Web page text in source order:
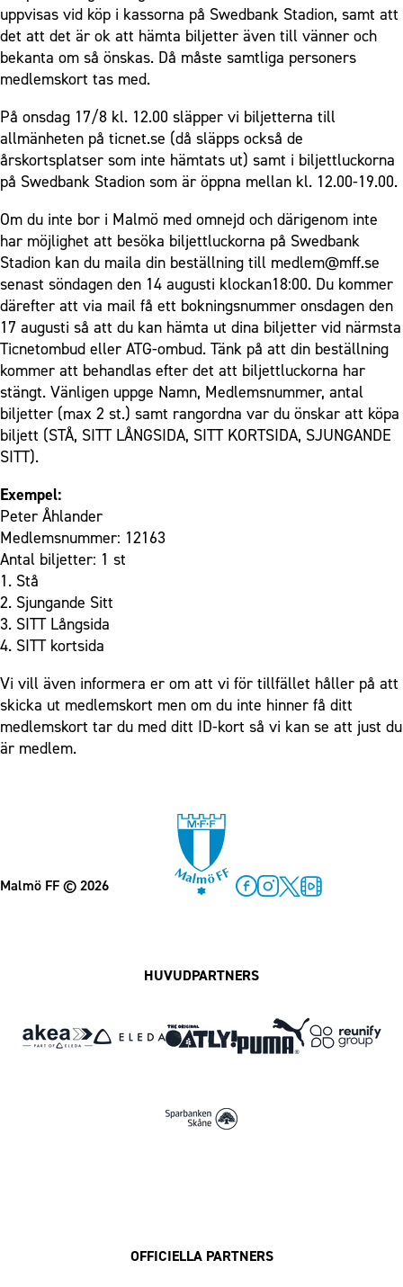
uppvisas vid köp i kassorna på Swedbank Stadion, samt att
det att det är ok att hämta biljetter även till vänner och
bekanta om så önskas. Då måste samtliga personers
medlemskort tas med.
På onsdag 17/8 kl. 12.00 släpper vi biljetterna till
allmänheten på ticnet.se (då släpps också de
årskortsplatser som inte hämtats ut) samt i biljettluckorna
på Swedbank Stadion som är öppna mellan kl. 12.00-19.00.
Om du inte bor i Malmö med omnejd och därigenom inte
har möjlighet att besöka biljettluckorna på Swedbank
Stadion kan du maila din beställning till medlem@mff.se
senast söndagen den 14 augusti klockan18:00. Du kommer
därefter att via mail få ett bokningsnummer onsdagen den
17 augusti så att du kan hämta ut dina biljetter vid närmsta
Ticnetombud eller ATG-ombud. Tänk på att din beställning
kommer att behandlas efter det att biljettluckorna har
stängt. Vänligen uppge Namn, Medlemsnummer, antal
biljetter (max 2 st.) samt rangordna var du önskar att köpa
biljett (STÅ, SITT LÅNGSIDA, SITT KORTSIDA, SJUNGANDE
SITT).
Exempel:
Peter Åhlander
Medlemsnummer: 12163
Antal biljetter: 1 st
1. Stå
2. Sjungande Sitt
3. SITT Långsida
4. SITT kortsida
Vi vill även informera er om att vi för tillfället håller på att
skicka ut medlemskort men om du inte hinner få ditt
medlemskort tar du med ditt ID-kort så vi kan se att just du
är medlem.
Malmö FF© 2026
HUVUDPARTNERS
OFFICIELLA PARTNERS